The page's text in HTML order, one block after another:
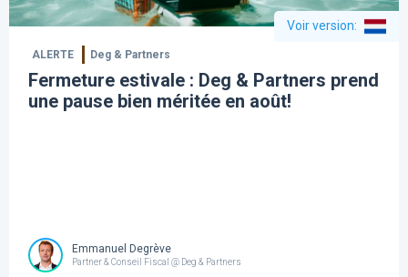
Voir version:
ALERTE Deg & Partners
Fermeture estivale : Deg & Partners prend
une pause bien méritée en août!
Emmanuel Degrève
Partner & Conseil Fiscal @ Deg & Partners